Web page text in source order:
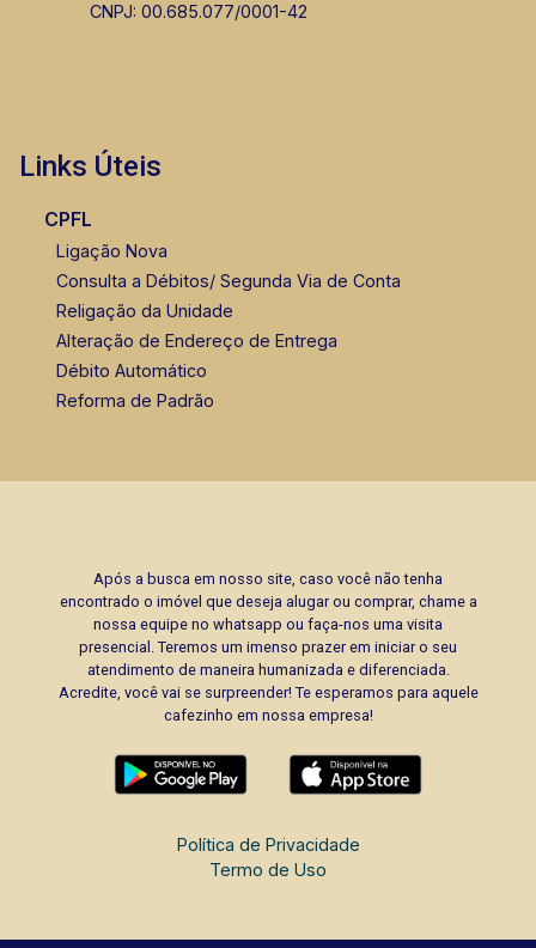
CNPJ: 00.685.077/0001-42
Links Úteis
CPFL
Ligação Nova
Consulta a Débitos/ Segunda Via de Conta
Religação da Unidade
Alteração de Endereço de Entrega
Débito Automático
Reforma de Padrão
Após a busca em nosso site, caso você não tenha
encontrado o imóvel que deseja alugar ou comprar, chame a
nossa equipe no whatsapp ou faça-nos uma visita
presencial. Teremos um imenso prazer em iniciar o seu
atendimento de maneira humanizada e diferenciada.
Acredite, você vai se surpreender! Te esperamos para aquele
cafezinho em nossa empresa!
Política de Privacidade
Termo de Uso